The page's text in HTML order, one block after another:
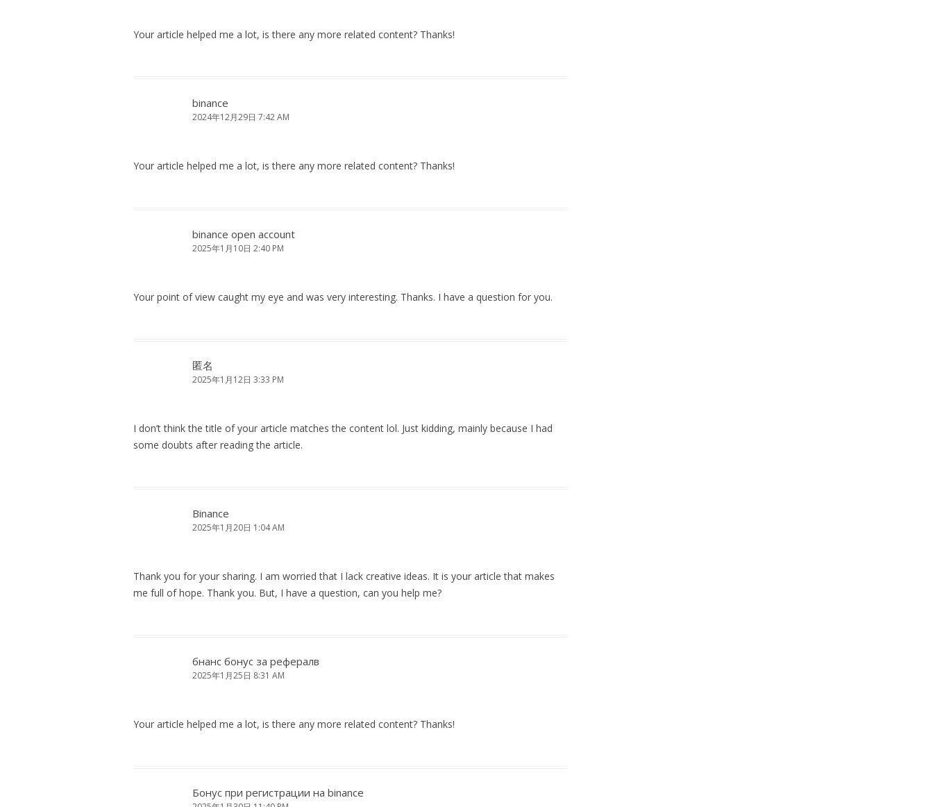
Your article helped me a lot, is there any more related content? Thanks!
binance
2024年12月29日 7:42 AM
Your article helped me a lot, is there any more related content? Thanks!
binance open account
2025年1月10日 2:40 PM
Your point of view caught my eye and was very interesting. Thanks. I have a question for you.
匿名
2025年1月12日 3:33 PM
I don’t think the title of your article matches the content lol. Just kidding, mainly because I had
some doubts after reading the article.
Binance
2025年1月20日 1:04 AM
Thank you for your sharing. I am worried that I lack creative ideas. It is your article that makes
me full of hope. Thank you. But, I have a question, can you help me?
бнанс бонус за рефералв
2025年1月25日 8:31 AM
Your article helped me a lot, is there any more related content? Thanks!
Бонус при регистрации на binance